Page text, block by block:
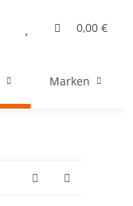
0,00 €
Marken